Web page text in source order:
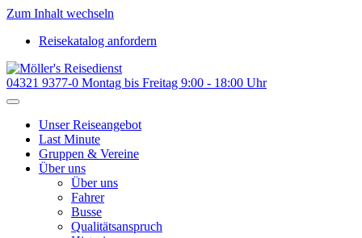
Zum Inhalt wechseln
Reisekatalog anfordern
04321 9377-0 Montag bis Freitag 9:00 - 18:00 Uhr
Unser Reiseangebot
Last Minute
Gruppen & Vereine
Über uns
Über uns
Fahrer
Busse
Qualitätsanspruch